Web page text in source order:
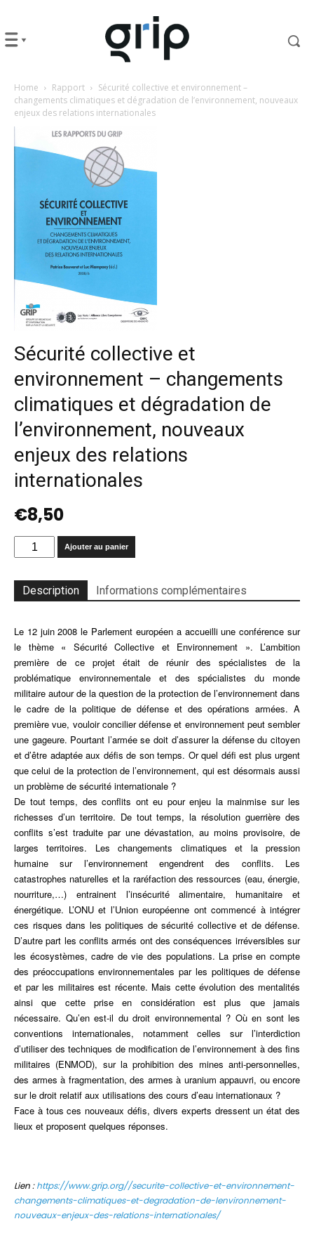
Home Rapport
Sécurité collective et environnement –
changements climatiques et dégradation de l’environnement, nouveaux
enjeux des relations internationales
Sécurité collective et
environnement – changements
climatiques et dégradation de
l’environnement, nouveaux
enjeux des relations
internationales
€8,50
quantité
de
collective
et
-
changements
climatiques
et
dégradation
de
l'environnement,
enjeux
relations
internationales
Ajouter au panier
Description Informations complémentaires
Le 12 juin 2008 le Parlement européen a accueilli une conférence sur
le thème « Sécurité Collective et Environnement ». L’ambition
première de ce projet était de réunir des spécialistes de la
problématique environnementale et des spécialistes du monde
militaire autour de la question de la protection de l’environnement dans
le cadre de la politique de défense et des opérations armées. A
première vue, vouloir concilier défense et environnement peut sembler
une gageure. Pourtant l’armée se doit d’assurer la défense du citoyen
et d’être adaptée aux défis de son temps. Or quel défi est plus urgent
que celui de la protection de l’environnement, qui est désormais aussi
un problème de sécurité internationale ?
De tout temps, des conflits ont eu pour enjeu la mainmise sur les
richesses d’un territoire. De tout temps, la résolution guerrière des
conflits s’est traduite par une dévastation, au moins provisoire, de
larges territoires. Les changements climatiques et la pression
humaine sur l’environnement engendrent des conflits. Les
catastrophes naturelles et la raréfaction des ressources (eau, énergie,
nourriture,…) entrainent l’insécurité alimentaire, humanitaire et
énergétique. L’ONU et l’Union européenne ont commencé à intégrer
ces risques dans les politiques de sécurité collective et de défense.
D’autre part les conflits armés ont des conséquences irréversibles sur
les écosystèmes, cadre de vie des populations. La prise en compte
des préoccupations environnementales par les politiques de défense
et par les militaires est récente. Mais cette évolution des mentalités
ainsi que cette prise en considération est plus que jamais
nécessaire. Qu’en est-il du droit environnemental ? Où en sont les
conventions internationales, notamment celles sur l’interdiction
d’utiliser des techniques de modification de l’environnement à des fins
militaires (ENMOD), sur la prohibition des mines anti-personnelles,
des armes à fragmentation, des armes à uranium appauvri, ou encore
sur le droit relatif aux utilisations des cours d’eau internationaux ?
Face à tous ces nouveaux défis, divers experts dressent un état des
lieux et proposent quelques réponses.
Lien :https://www.grip.org//securite-collective-et-environnement-
changements-climatiques-et-degradation-de-lenvironnement-
nouveaux-enjeux-des-relations-internationales/